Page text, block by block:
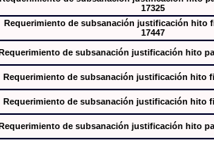
17325
Requerimiento de subsanación justificación hito
17447
de subsanación justificación hito
Requerimiento de subsanación justificación hito
Requerimiento de subsanación justificación hito
de subsanación justificación hito